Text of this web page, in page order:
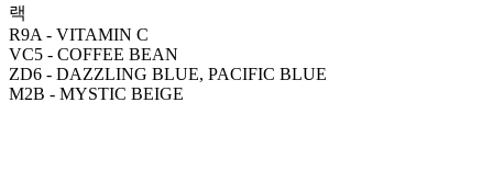
랙
R9A - VITAMIN C
VC5 - COFFEE BEAN
ZD6 - DAZZLING BLUE, PACIFIC BLUE
M2B - MYSTIC BEIGE